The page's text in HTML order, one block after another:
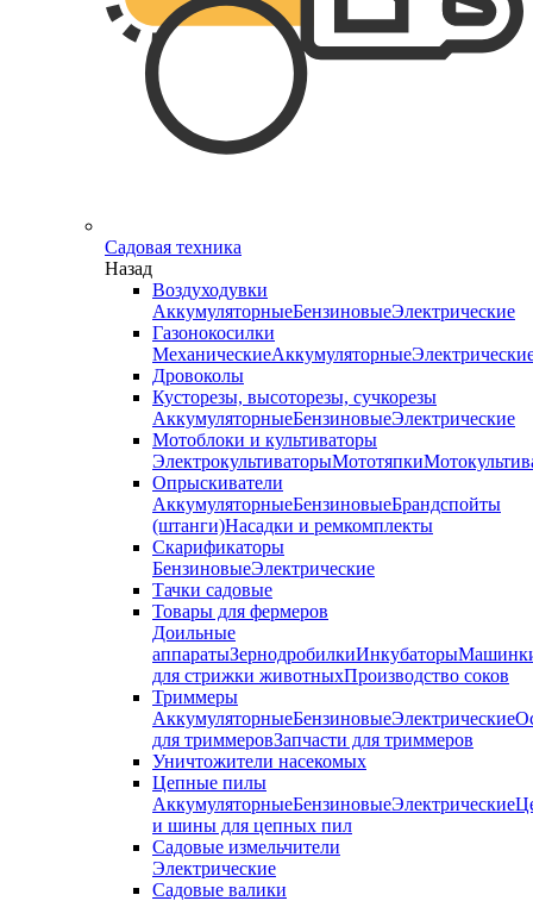
Садовая техника
Назад
Воздуходувки
АккумуляторныеБензиновыеЭлектрические
Газонокосилки
МеханическиеАккумуляторные
Дровоколы
Кусторезы, высоторезы, сучкорезы
АккумуляторныеБензиновыеЭлектрические
Мотоблоки и культиваторы
ЭлектрокультиваторыМототяпки
Опрыскиватели
АккумуляторныеБензиновыеБрандспойты
(штанги)Насадки и ремкомплекты
Скарификаторы
БензиновыеЭлектрические
Тачки садовые
Товары для фермеров
Доильные
аппаратыЗернодробилкиИнкубаторы
для стрижки животныхПроизводство соков
Триммеры
АккумуляторныеБензиновыеЭлектрические
для триммеровЗапчасти для триммеров
Уничтожители насекомых
Цепные пилы
АккумуляторныеБензиновыеЭлектрические
и шины для цепных пил
Садовые измельчители
Электрические
Садовые валики